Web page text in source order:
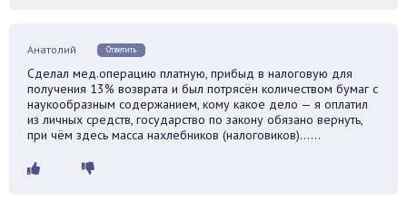
Анатолий Ответить
Cделал мед.операцию платную, прибыд в налоговую для
получения 13% возврата и был потрясён количеством бумаг с
наукообразным содержанием, кому какое дело — я оплатил
из личных средств, государство по закону обязано вернуть,
при чём здесь масса нахлебников (налоговиков)……